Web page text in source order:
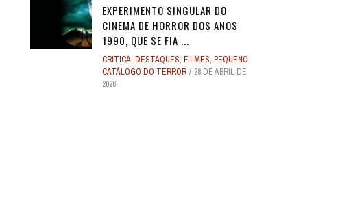
EXPERIMENTO SINGULAR DO
CINEMA DE HORROR DOS ANOS
1990, QUE SE FIA ...
CRÍTICA, DESTAQUES, FILMES, PEQUENO
CATÁLOGO DO TERROR
28 DE ABRIL DE
2026